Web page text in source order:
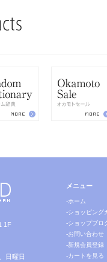
1F
日曜日
メニュー
-ホーム
-ショッピング
-ショップブロ
-お問い合わせ
-新規会員登録
-カートを見る